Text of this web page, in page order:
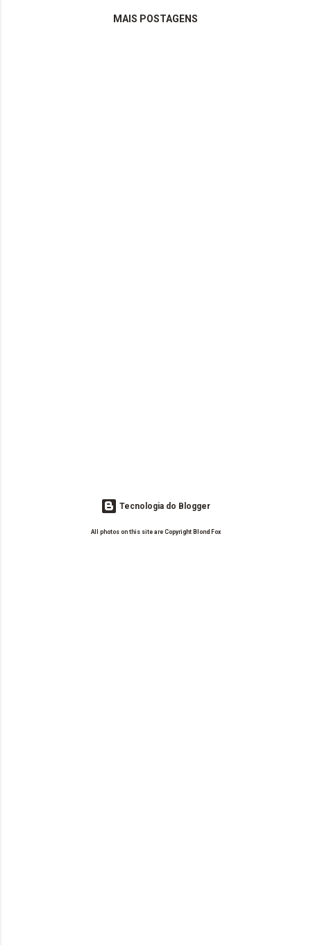
MAIS POSTAGENS
Tecnologia do Blogger
All photos on this site are Copyright Blond Fox